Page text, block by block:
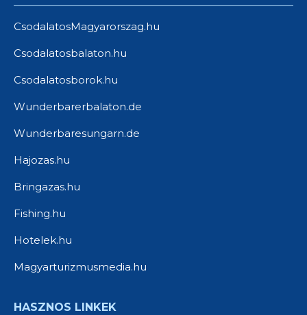
CsodalatosMagyarorszag.hu
Csodalatosbalaton.hu
Csodalatosborok.hu
Wunderbarerbalaton.de
Wunderbaresungarn.de
Hajozas.hu
Bringazas.hu
Fishing.hu
Hotelek.hu
Magyarturizmusmedia.hu
HASZNOS LINKEK